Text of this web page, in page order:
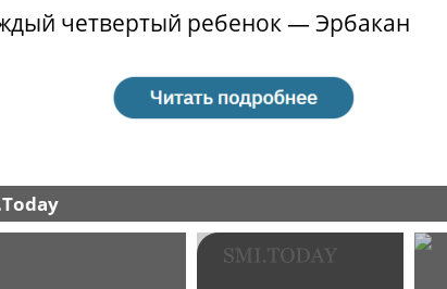
четвертый ребенок — Эрбакан